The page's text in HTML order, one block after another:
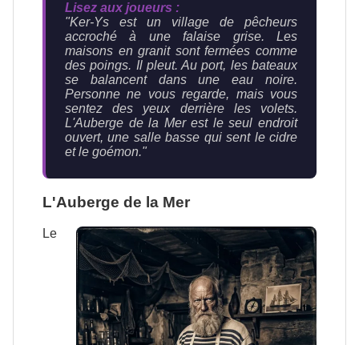
Lisez aux joueurs :
"Ker-Ys est un village de pêcheurs
accroché à une falaise grise. Les
maisons en granit sont fermées comme
des poings. Il pleut. Au port, les bateaux
se balancent dans une eau noire.
Personne ne vous regarde, mais vous
sentez des yeux derrière les volets.
L'Auberge de la Mer est le seul endroit
ouvert, une salle basse qui sent le cidre
et le goémon."
L'Auberge de la Mer
Le